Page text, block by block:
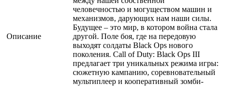
Описание
человечностью и могуществом машин и
механизмов, дарующих нам наши силы.
Будущее – это мир, в котором война стала
другой. Поле боя, где на передовую
выходят солдаты Black Ops нового
поколения. Call of Duty: Black Ops III
предлагает три уникальных режима игры:
сюжетную кампанию, соревновательный
мультиплеер и кооперативный зомби-